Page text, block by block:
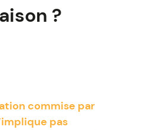
?
commise par
pas